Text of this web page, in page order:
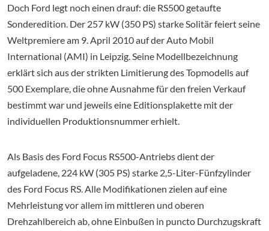
Doch Ford legt noch einen drauf: die RS500 getaufte
Sonderedition. Der 257 kW (350 PS) starke Solitär feiert seine
Weltpremiere am 9. April 2010 auf der Auto Mobil
International (AMI) in Leipzig. Seine Modellbezeichnung
erklärt sich aus der strikten Limitierung des Topmodells auf
500 Exemplare, die ohne Ausnahme für den freien Verkauf
bestimmt war und jeweils eine Editionsplakette mit der
individuellen Produktionsnummer erhielt.
Als Basis des Ford Focus RS500-Antriebs dient der
aufgeladene, 224 kW (305 PS) starke 2,5-Liter-Fünfzylinder
des Ford Focus RS. Alle Modifikationen zielen auf eine
Mehrleistung vor allem im mittleren und oberen
Drehzahlbereich ab, ohne Einbußen in puncto Durchzugskraft